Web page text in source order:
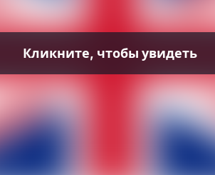
Кликните, чтобы увидеть